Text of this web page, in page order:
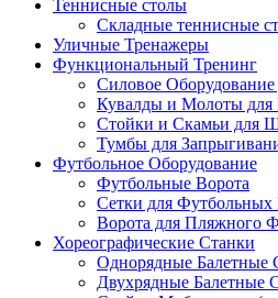
Теннисные столы
Складные теннисные
Уличные Тренажеры
Функциональный Тренинг
Силовое Оборудование
Кувалды и Молоты для
Стойки и Скамьи для
Тумбы для
Футбольное Оборудование
Футбольные Ворота
Сетки для Футбольных
Ворота для Пляжного
Хореографические Станки
Однорядные Балетные
Двухрядные Балетные